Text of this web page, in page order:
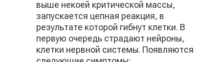
выше некоей критической массы,
запускается цепная реакция, в
результате которой гибнут клетки. В
первую очередь страдают нейроны,
клетки нервной системы. Появляются